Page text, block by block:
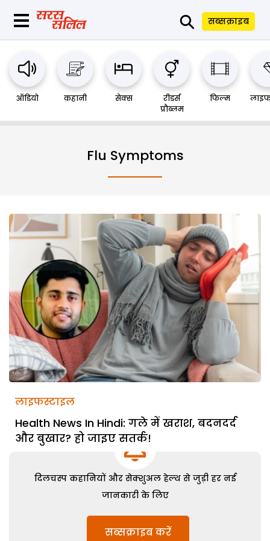
⚲ सब्सक्राइब
ऑडियो कहानी सेक्स
रीडर्स
प्रौब्लम
फिल्म
Flu Symptoms
लाइफस्टाइल
Health News In Hindi: गले में खराश, बदनदर्द
और बुखार? हो जाइए सतर्क!
दिलचस्प कहानियों और सेक्शुअल हेल्थ से जुड़ी हर नई
जानकारी के लिए
सब्सक्राइब करें